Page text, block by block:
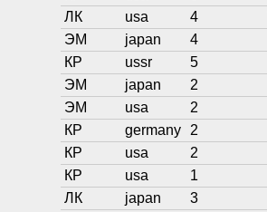
ЛК
usa 4
ЭМ
japan 4
КР
ussr 5
ЭМ
japan 2
ЭМ
usa 2
КР
germany 2
КР
usa 2
КР
usa 1
ЛК
japan 3